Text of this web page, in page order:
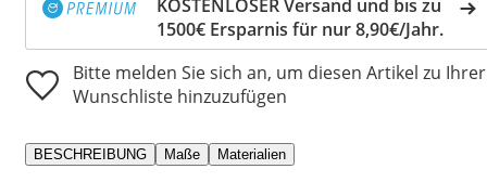
KOSTENLOSER Versand und bis zu
1500€ Ersparnis für nur 8,90€/Jahr.
Bitte melden Sie sich an, um diesen Artikel zu Ihrer
Wunschliste hinzuzufügen
BESCHREIBUNG Maße Materialien